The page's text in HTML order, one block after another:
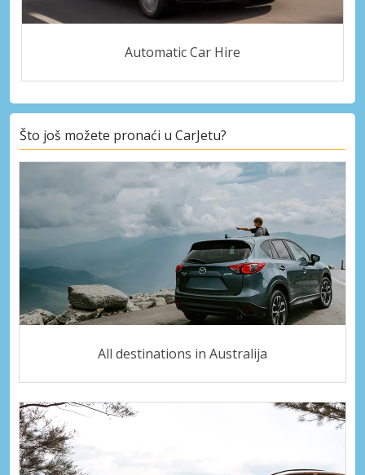
Automatic Car Hire
Što još možete pronaći u CarJetu?
All destinations in Australija